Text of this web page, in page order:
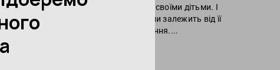
Усі батьки хочуть пишатися своїми дітьми. І
найчастіше успішність дитини залежить від її
шкільних результатів навчання....